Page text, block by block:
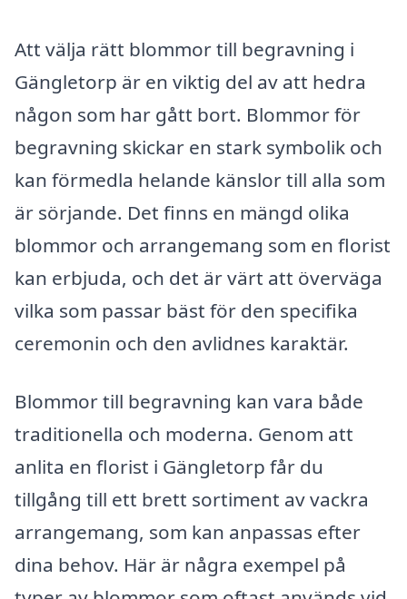
Att välja rätt blommor till begravning i
Gängletorp är en viktig del av att hedra
någon som har gått bort. Blommor för
begravning skickar en stark symbolik och
kan förmedla helande känslor till alla som
är sörjande. Det finns en mängd olika
blommor och arrangemang som en florist
kan erbjuda, och det är värt att överväga
vilka som passar bäst för den specifika
ceremonin och den avlidnes karaktär.
Blommor till begravning kan vara både
traditionella och moderna. Genom att
anlita en florist i Gängletorp får du
tillgång till ett brett sortiment av vackra
arrangemang, som kan anpassas efter
dina behov. Här är några exempel på